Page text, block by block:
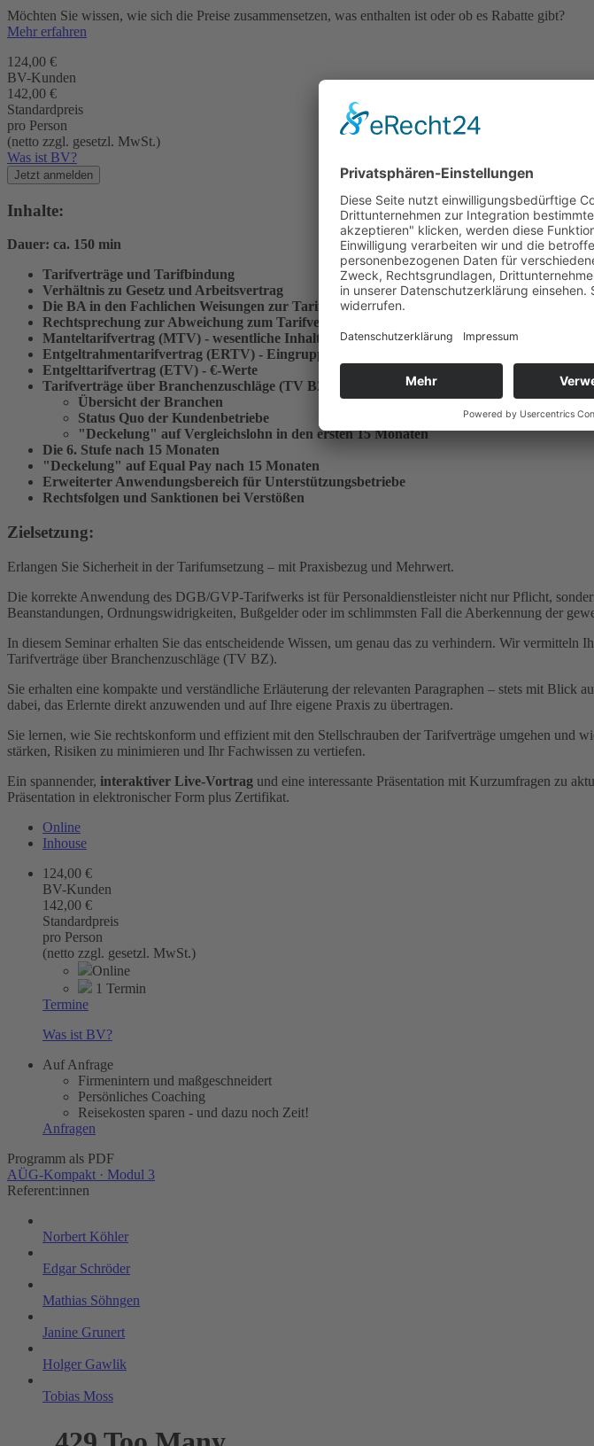
Möchten Sie wissen, wie sich die Preise zusammensetzen, was enthalten ist oder ob es Rabatte gibt?
Mehr erfahren
124,00 €
BV-Kunden
142,00 €
Standardpreis
pro Person
(netto zzgl. gesetzl. MwSt.)
Was ist BV?
Jetzt anmelden
Inhalte:
Dauer: ca. 150 min
Tarifverträge und Tarifbindung
Verhältnis zu Gesetz und Arbeitsvertrag
Die BA in den Fachlichen Weisungen zur ­Tarifanwendung
Rechtsprechung zur Abweichung zum Tarifvertrag oder der EU-Richtlinie
Manteltarifvertrag (MTV) - wesentliche Inhalte
Entgeltrahmentarifvertrag (ERTV) - Eingruppierungsgrundsätze
Entgelttarifvertrag (ETV) - €-Werte
Tarifverträge über Branchenzuschläge (TV BZ)
Übersicht der Branchen
Status Quo der Kundenbetriebe
"Deckelung" auf Vergleichslohn in den ersten 15 Monaten
Die 6. Stufe nach 15 Monaten
"Deckelung" auf Equal Pay nach 15 Monaten
Erweiterter Anwendungsbereich für Unterstützungsbetriebe
Rechtsfolgen und Sanktionen bei Verstößen
Zielsetzung:
Erlangen Sie Sicherheit in der Tarifumsetzung – mit Praxisbezug und Mehrwert.
Die korrekte Anwendung des DGB/GVP-Tarifwerks ist für Personaldienstleister nicht nur Pflicht,
Beanstandungen, Ordnungswidrigkeiten, Bußgelder oder im schlimmsten Fall die Aberkennung der
In diesem Seminar erhalten Sie das entscheidende Wissen, um genau das zu verhindern. Wir
Tarifverträge über Branchenzuschläge (TV BZ).
Sie erhalten eine kompakte und verständliche Erläuterung der relevanten Paragraphen – stets mit
dabei, das Erlernte direkt anzuwenden und auf Ihre eigene Praxis zu übertragen.
Sie lernen, wie Sie rechtskonform und effizient mit den Stellschrauben der Tarifverträge umgehen und
stärken, Risiken zu minimieren und Ihr Fachwissen zu vertiefen.
Ein spannender, interaktiver Live-Vortrag und eine interessante Präsentation mit Kurzumfragen zu
Präsentation in elektronischer Form plus Zertifikat.
Online
Inhouse
124,00 €
BV-Kunden
142,00 €
Standardpreis
pro Person
(netto zzgl. gesetzl. MwSt.)
Online
1 Termin
Termine
Was ist BV?
Auf Anfrage
Firmenintern und maßgeschneidert
Persönliches Coaching
Reisekosten sparen - und dazu noch Zeit!
Anfragen
Programm als PDF
AÜG-Kompakt · Modul 3
Referent:innen
Norbert Köhler
Edgar Schröder
Mathias Söhngen
Janine Grunert
Holger Gawlik
Tobias Moss